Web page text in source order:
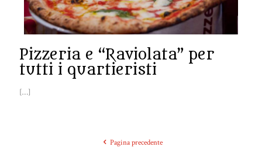
Pizzeria e “Raviolata” per
tutti i quartieristi
[…]
Pagina precedente